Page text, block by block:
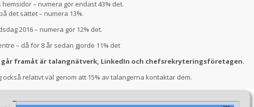
– numera gör endast 43% det.
det sättet – numera 13%.
2016 – numera gör 12% det.
– då för 8 år sedan gjorde 11% det
går framåt är talangnätverk, LinkedIn och chefsrekryteringsföretagen.
relativt väl genom att 15% av talangerna kontaktar dem.